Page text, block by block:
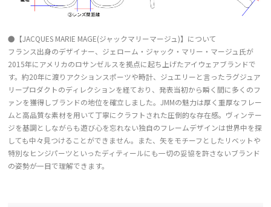
●【JACQUES MARIE MAGE(ジャックマリーマージュ)】について
フランス出身のデザイナー、ジェローム・ジャック・マリー・マージュ氏が
2015年にアメリカのロサンゼルスを拠点に起ち上げたアイウェアブランドで
す。約20年に渡りアクションスポーツや時計、ジュエリーと言ったラグジュア
リープロダクトのディレクションを経ており、発表当初から瞬く間に多くのフ
ァンを獲得しブランドの地位を確立しました。JMMの魅力は厚く重厚なフレー
ムと高品質な素材を用いて丁寧にクラフトされた圧倒的な存在感。ヴィンテー
ジを基調としながらも遊び心を忘れない独自のフレームデザインは世界中を探
しても中々見つけることができません。また、矢をモチーフとしたリベットや
特別なヒンジパーツといったディティールにも一切の妥協を許さないブランド
の姿勢が一目で理解できます。